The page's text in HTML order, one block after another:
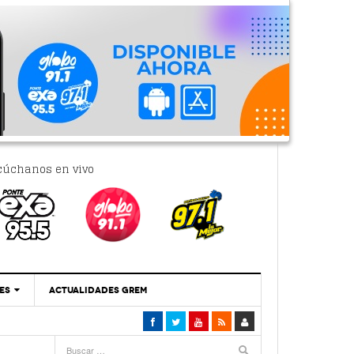
en vivo
‘Se Vale Soñar Con Una Contraloría Ciudadana’
ACTUALIDADES GREM